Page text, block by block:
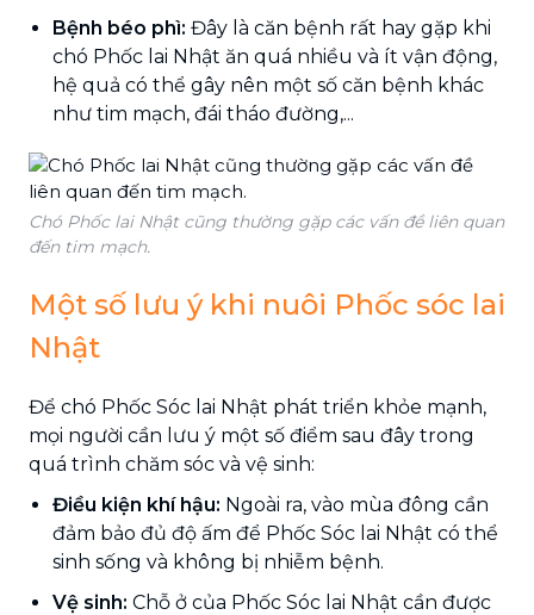
Bệnh béo phì: Đây là căn bệnh rất hay gặp khi
chó Phốc lai Nhật ăn quá nhiều và ít vận động,
hệ quả có thể gây nên một số căn bệnh khác
như tim mạch, đái tháo đường,...
Chó Phốc lai Nhật cũng thường gặp các vấn đề liên quan
đến tim mạch.
Một số lưu ý khi nuôi Phốc sóc lai
Nhật
Để chó Phốc Sóc lai Nhật phát triển khỏe mạnh,
mọi người cần lưu ý một số điểm sau đây trong
quá trình chăm sóc và vệ sinh:
Điều kiện khí hậu: Ngoài ra, vào mùa đông cần
đảm bảo đủ độ ấm để Phốc Sóc lai Nhật có thể
sinh sống và không bị nhiễm bệnh.
Vệ sinh: Chỗ ở của Phốc Sóc lai Nhật cần được